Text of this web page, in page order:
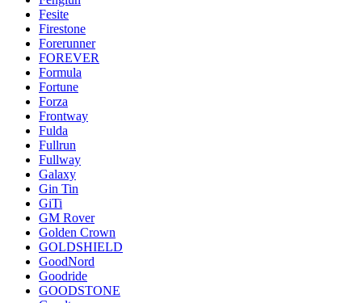
Fesite
Firestone
Forerunner
FOREVER
Formula
Fortune
Forza
Frontway
Fulda
Fullrun
Fullway
Galaxy
Gin Tin
GiTi
GM Rover
Golden Crown
GOLDSHIELD
GoodNord
Goodride
GOODSTONE